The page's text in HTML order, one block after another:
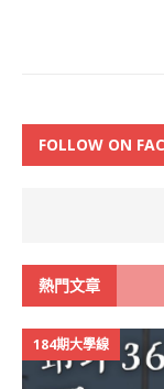
FOLLOW ON
熱門文章
184期大學線